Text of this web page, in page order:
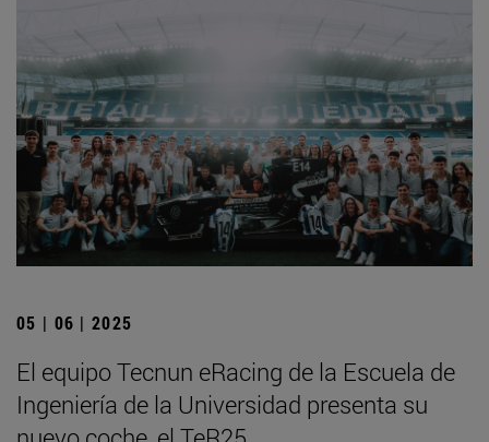
05 | 06 | 2025
El equipo Tecnun eRacing de la Escuela de
Ingeniería de la Universidad presenta su